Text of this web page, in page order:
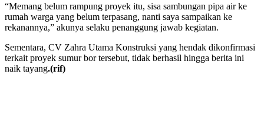
“Memang belum rampung proyek itu, sisa sambungan pipa air ke
rumah warga yang belum terpasang, nanti saya sampaikan ke
rekanannya,” akunya selaku penanggung jawab kegiatan.
Sementara, CV Zahra Utama Konstruksi yang hendak dikonfirmasi
terkait proyek sumur bor tersebut, tidak berhasil hingga berita ini
naik tayang.(rif)